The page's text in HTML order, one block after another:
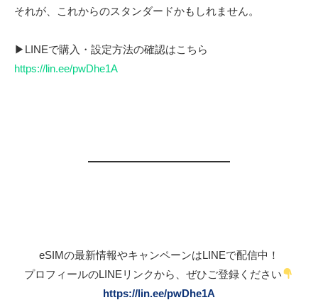
それが、これからのスタンダードかもしれません。
▶LINEで購入・設定方法の確認はこちら
https://lin.ee/pwDhe1A
eSIMの最新情報やキャンペーンはLINEで配信中！
プロフィールのLINEリンクから、ぜひご登録ください
https://lin.ee/pwDhe1A